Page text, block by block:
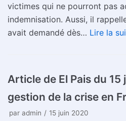
victimes qui ne pourront pas
indemnisation. Aussi, il
avait demandé dès… Lire la
Article de El Pais du
gestion de la crise en
par admin 15 juin 2020